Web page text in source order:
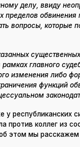
делу, ввиду
пределов
вопросы, которые
главного
изменения либо
функций
у республиканских
против коллег из
этом мы